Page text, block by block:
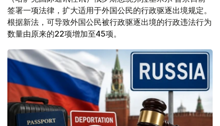
签署一项法律，扩大适用于外国公民的行政驱逐出境规定。
根据新法，可导致外国公民被行政驱逐出境的行政违法行为
数量由原来的22项增加至45项。